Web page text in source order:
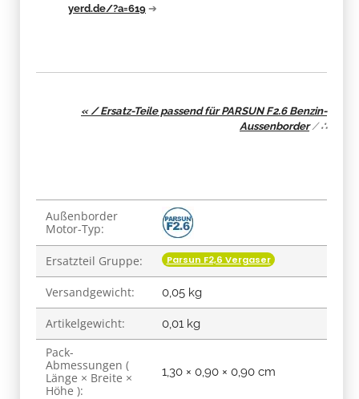
yerd.de/?a=619 ➔
« / Ersatz-Teile passend für PARSUN F2.6 Benzin-
Aussenborder/∴
Produkteigenschaft
Wert
Außenborder
Motor-Typ:
Ersatzteil Gruppe: Parsun F2,6 Vergaser
Versandgewicht: 0,05 kg
Artikelgewicht: 0,01 kg
Pack-
Abmessungen (
Länge × Breite ×
Höhe ):
1,30 × 0,90 × 0,90 cm